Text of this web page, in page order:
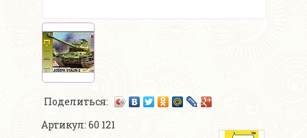
Поделиться:
Артикул: 60 121